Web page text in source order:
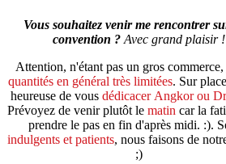
Vous souhaitez venir me rencontrer
convention ? Avec grand plaisir !
Attention, n'étant pas un gros
quantités en général très limitées. Sur
heureuse de vousdédicacer Angkor ou
Prévoyez de venir plutôt lematin car la
prendre le pas en fin d'après midi. :).
indulgents et patients, nous faisons de
;)